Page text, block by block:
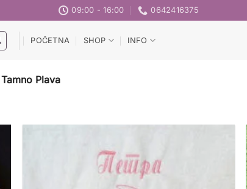
09:00 - 16:00 0642416375
POČETNA SHOP INFO
Tamno Plava